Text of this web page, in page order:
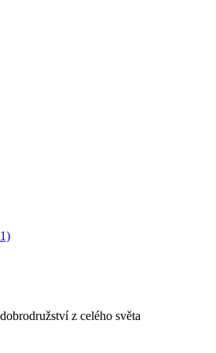
z celého světa